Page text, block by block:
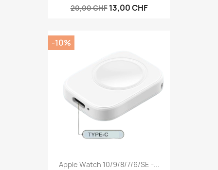
20,00 CHF 13,00 CHF
Apple Watch 10/9/8/7/6/SE -...
-10%